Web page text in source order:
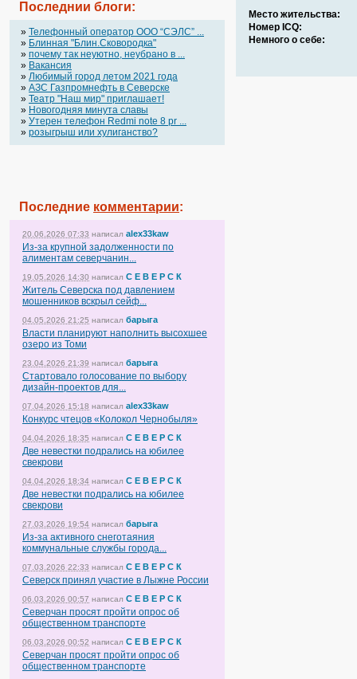
Последнии блоги:
» Телефонный оператор OOO “СЭЛС” ...
» Блинная "Блин.Сковородка"
» почему так неуютно, неубрано в ...
» Вакансия
» Любимый город летом 2021 года
» АЗС Газпромнефть в Северске
» Театр "Наш мир" приглашает!
» Новогодняя минута славы
» Утерен телефон Redmi note 8 pr ...
» розыгрыш или хулиганство?
Последние комментарии:
20.06.2026 07:33 написал alex33kaw
Из-за крупной задолженности по
алиментам северчанин...
19.05.2026 14:30 написал С Е В Е Р С К
Житель Северска под давлением
мошенников вскрыл сейф...
04.05.2026 21:25 написал барыга
Власти планируют наполнить высохшее
озеро из Томи
23.04.2026 21:39 написал барыга
Стартовало голосование по выбору
дизайн-проектов для...
07.04.2026 15:18 написал alex33kaw
Конкурс чтецов «Колокол Чернобыля»
04.04.2026 18:35 написал С Е В Е Р С К
Две невестки подрались на юбилее
свекрови
04.04.2026 18:34 написал С Е В Е Р С К
Две невестки подрались на юбилее
свекрови
27.03.2026 19:54 написал барыга
Из-за активного снеготаяния
коммунальные службы города...
07.03.2026 22:33 написал С Е В Е Р С К
Северск принял участие в Лыжне России
06.03.2026 00:57 написал С Е В Е Р С К
Северчан просят пройти опрос об
общественном транспорте
06.03.2026 00:52 написал С Е В Е Р С К
Северчан просят пройти опрос об
общественном транспорте
Место жительства:
Номер ICQ:
Немного о себе: